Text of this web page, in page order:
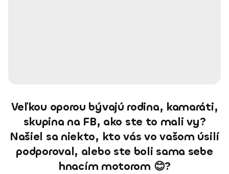
Veľkou oporou bývajú rodina, kamaráti,
skupina na FB, ako ste to mali vy?
Našiel sa niekto, kto vás vo vašom úsilí
podporoval, alebo ste boli sama sebe
hnacím motorom 😊?